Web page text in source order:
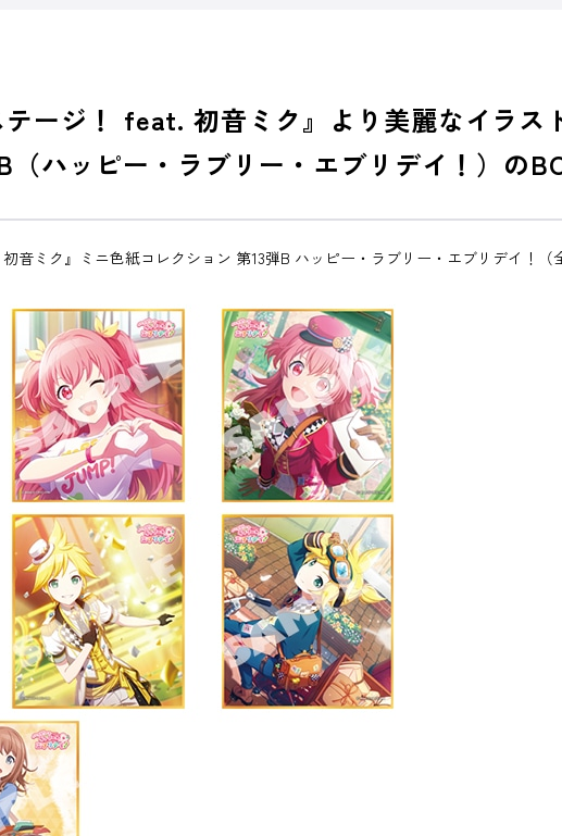
テージ！ feat. 初音ミク』より美麗なイラス
ハッピー・ラブリー・エブリデイ！）の
ミク』ミニ色紙コレクション 第13弾B ハッピー・ラブリー・エブリデイ！（